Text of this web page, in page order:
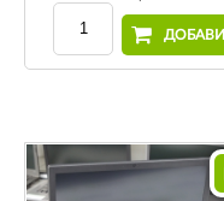
ДОБАВИ